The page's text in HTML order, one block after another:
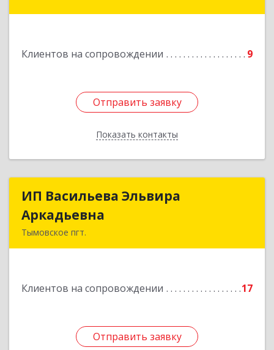
Клиентов на сопровождении 9
Отправить заявку
Показать контакты
Отправить заявку
Назад
ИП Васильева Эльвира
Аркадьевна
Тымовское пгт.
Клиентов на сопровождении 17
Отправить заявку
ИП Васильева Эльвира
Отправить заявку